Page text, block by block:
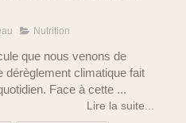
Nutrition
que nous venons de
dérèglement climatique fait
Face à cette ...
Lire la suite...